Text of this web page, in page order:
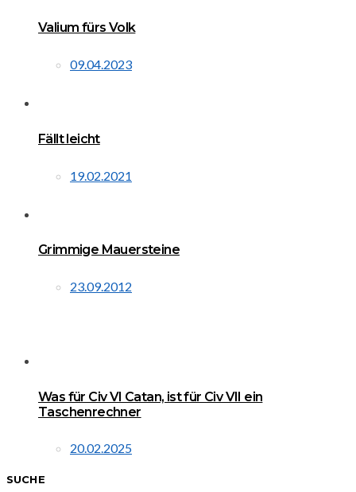
Valium fürs Volk
09.04.2023
Fällt leicht
19.02.2021
Grimmige Mauersteine
23.09.2012
Was für Civ VI Catan, ist für Civ VII ein
Taschenrechner
20.02.2025
SUCHE